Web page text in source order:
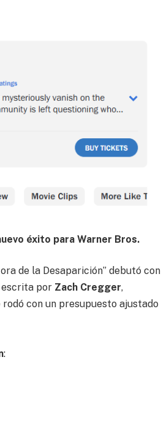
éxito para Warner Bros.
de la Desaparición” debutó con
escrita por Zach Cregger,
con un presupuesto ajustado
: